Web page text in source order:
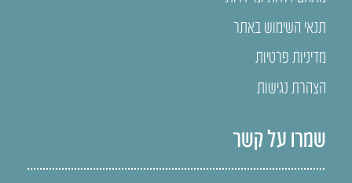
תנאי השימוש באתר
מדיניות פרטיות
הצהרת נגישות
שמרו על קשר